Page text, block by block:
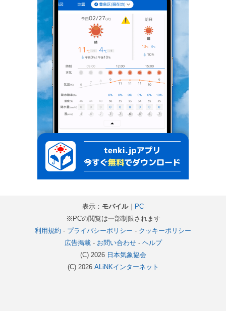
表示： モバイル｜ PC
※PCの閲覧は一部制限されます
利用規約 - プライバシーポリシー - クッキーポリシー
広告掲載- お問い合わせ- ヘルプ
(C) 2026 日本気象協会
(C) 2026 ALiNKインターネット